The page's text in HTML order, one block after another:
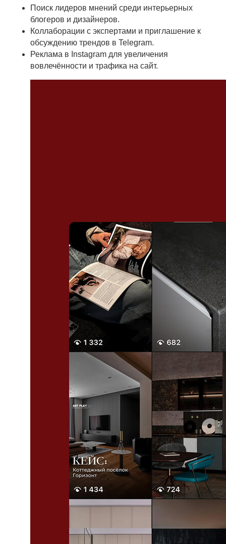
Поиск лидеров мнений среди интерьерных
блогеров и дизайнеров.
Коллаборации с экспертами и приглашение к
обсуждению трендов в Telegram.
Реклама в Instagram для увеличения
вовлечённости и трафика на сайт.